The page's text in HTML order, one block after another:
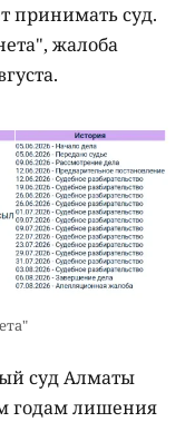
принимать суд.
жалоба
суд Алматы
годам лишения